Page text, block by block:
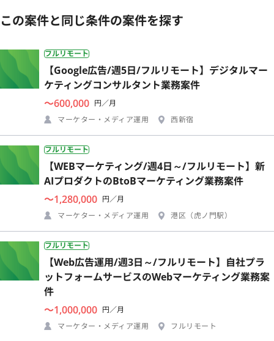
この案件と同じ条件の案件を探す
フルリモート
【Google広告/週5日/フルリモート】デジタルマー
ケティングコンサルタント業務案件
〜600,000 円／月
マーケター・メディア運用
西新宿
フルリモート
【WEBマーケティング/週4日～/フルリモート】新
AIプロダクトのBtoBマーケティング業務案件
〜1,280,000 円／月
マーケター・メディア運用
港区（虎ノ門駅）
フルリモート
【Web広告運用/週3日～/フルリモート】自社プラ
ットフォームサービスのWebマーケティング業務案
件
〜1,000,000 円／月
マーケター・メディア運用
フルリモート